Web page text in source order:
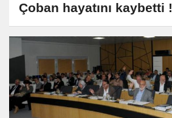
Çoban hayatını kaybetti !